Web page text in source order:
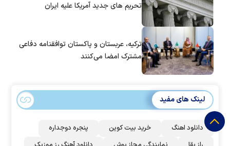
تحریم های جدید آمریکا علیه ایران
ترکیه، عربستان و پاکستان توافقنامه دفاعی
مشترک امضا می‌کنند
لینک های مفید
دانلود اهنگ خرید بیت کوین
پنجره دوجداره